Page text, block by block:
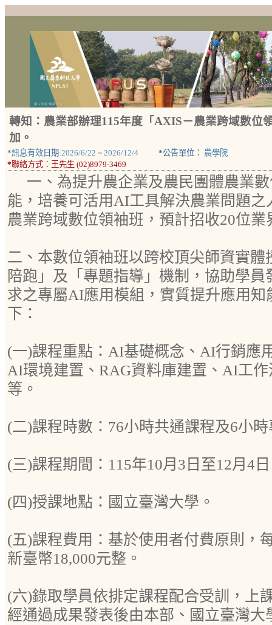
轉知：農業部辦理115年度「AXIS－農業跨域數位
加。
*訊息有效 日期:2026/6/22 ~ 2026/12/4 *公告單位： 農學院
*聯絡方式： 王先生 (02)8979-3469
一、為提升農企業及農民團體農業
能，培養可活用AI工具解決農業問題
農業跨域數位領袖班，預計招收20位業
二、本數位領袖班以跨校頂尖師資實
陪跑」及「專題指導」機制，協助學
求之專屬AI應用模組，實質提升應用知
下：
(一)課程重點：AI基礎概念、AI行銷應
AI環境建置、RAG資料庫建置、AI工
等。
(二)課程時數：76小時共通課程及6小
(三)課程期間：115年10月3日至12月4
(四)授課地點：國立臺灣大學。
(五)課程費用：基於使用者付費原則，
新臺幣18,000元整。
(六)錄取學員依排定課程配合受訓，上
經通過成果發表後由本部、國立臺灣